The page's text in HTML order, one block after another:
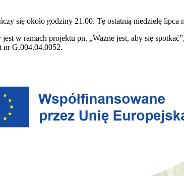
się około godziny 21.00. Tę ostatnią niedzielę
w ramach projektu pn. „Ważne jest, aby się
nr G.004.04.0052.